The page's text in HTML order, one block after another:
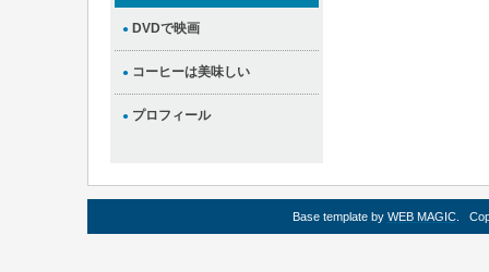
● DVDで映画
● コーヒーは美味しい
● プロフィール
Base template by WEB MAGIC.